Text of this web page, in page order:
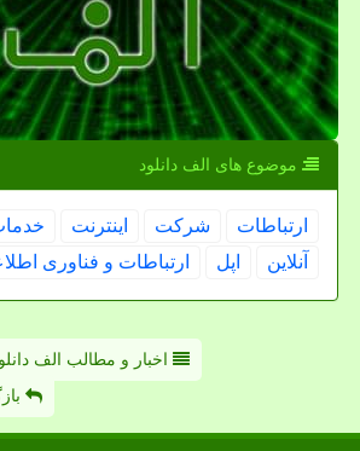
موضوع های الف دانلود
ارتباطات شركت اینترنت
آنلاین
اپل ارتباطات و فناوری
اخبار و مطالب الف